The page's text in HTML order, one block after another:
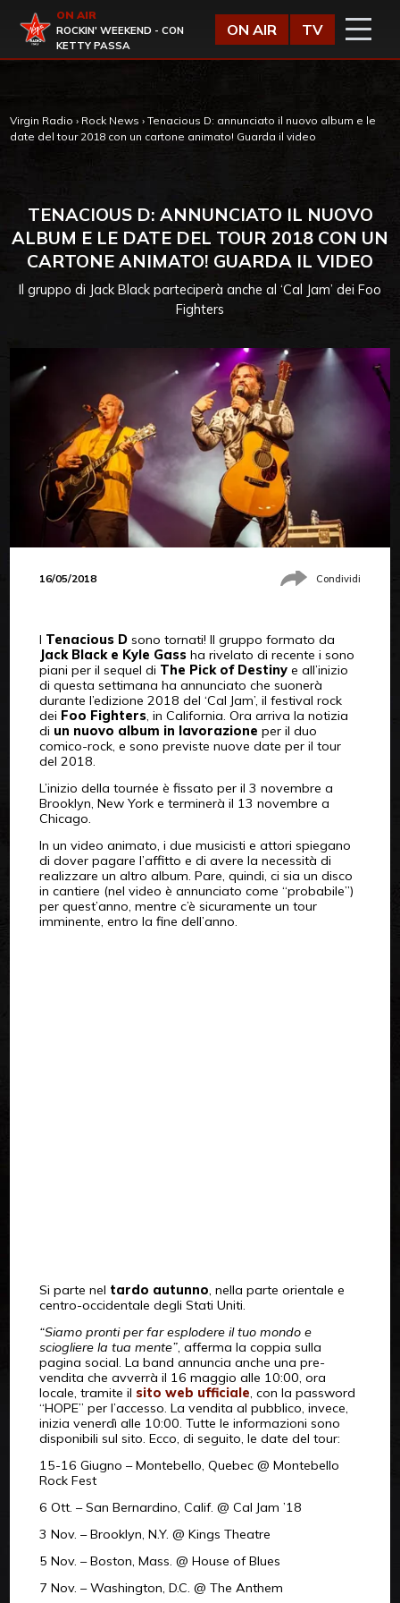
Virgin Radio
ON AIR
ROCKIN' WEEKEND - CON
KETTY PASSA
ON AIR TV
Virgin Radio › Rock News › Tenacious D: annunciato il nuovo album e le
date del tour 2018 con un cartone animato! Guarda il video
TENACIOUS D: ANNUNCIATO IL NUOVO
ALBUM E LE DATE DEL TOUR 2018 CON UN
CARTONE ANIMATO! GUARDA IL VIDEO
Il gruppo di Jack Black parteciperà anche al ‘Cal Jam’ dei Foo
Fighters
16/05/2018 Condividi
I Tenacious Dsono tornati! Il gruppo formato da
Jack Black e Kyle Gassha rivelato di recente i sono
piani per il sequel di The Pick of Destinye all’inizio
di questa settimana ha annunciato che suonerà
durante l’edizione 2018 del ‘Cal Jam’, il festival rock
dei Foo Fighters, in California. Ora arriva la notizia
di un nuovo album in lavorazione per il duo
comico-rock, e sono previste nuove date per il tour
del 2018.
L’inizio della tournée è fissato per il 3 novembre a
Brooklyn, New York e terminerà il 13 novembre a
Chicago.
In un video animato, i due musicisti e attori spiegano
di dover pagare l’affitto e di avere la necessità di
realizzare un altro album. Pare, quindi, ci sia un disco
in cantiere (nel video è annunciato come “probabile”)
per quest’anno, mentre c’è sicuramente un tour
imminente, entro la fine dell’anno.
Si parte nel tardo autunno, nella parte orientale e
centro-occidentale degli Stati Uniti.
“Siamo pronti per far esplodere il tuo mondo e
sciogliere la tua mente”, afferma la coppia sulla
pagina social. La band annuncia anche una pre-
vendita che avverrà il 16 maggio alle 10:00, ora
locale, tramite il sito web ufficiale, con la password
“HOPE” per l’accesso. La vendita al pubblico, invece,
inizia venerdì alle 10:00. Tutte le informazioni sono
disponibili sul sito. Ecco, di seguito, le date del tour:
15-16 Giugno – Montebello, Quebec @ Montebello
Rock Fest
6 Ott. – San Bernardino, Calif. @ Cal Jam ’18
3 Nov. – Brooklyn, N.Y. @ Kings Theatre
5 Nov. – Boston, Mass. @ House of Blues
7 Nov. – Washington, D.C. @ The Anthem